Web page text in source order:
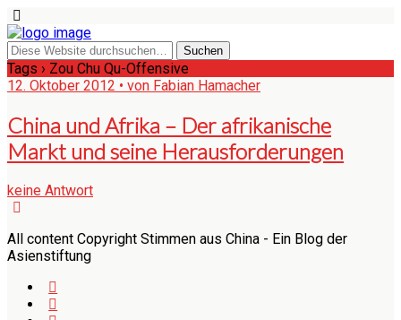
Tags › Zou Chu Qu-Offensive
12. Oktober 2012 • von Fabian Hamacher
China und Afrika – Der afrikanische
Markt und seine Herausforderungen
keine Antwort
All content Copyright Stimmen aus China - Ein Blog der
Asienstiftung